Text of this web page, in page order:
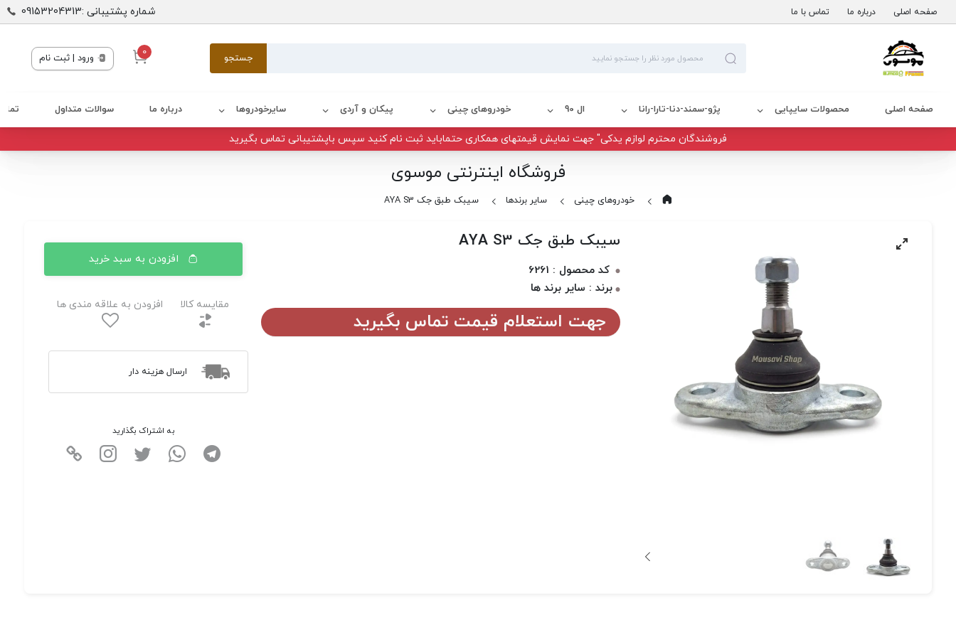
صفحه اصلی درباره ما تماس با ما شماره پشتیبانی :09153204313
جستجو 0 ورود | ثبت نام
صفحه اصلی محصولات سایپایی پژو-سمند-دنا-تارا-رانا ال 90 خودروهای چینی پیکان و آردی سایرخودروها درباره ما سوالات متداول
فروشندگان محترم لوازم یدکی" جهت نمایش قیمتهای همکاری حتماباید ثبت نام کنید سپس باپشتیبانی تماس بگیرید
فروشگاه اینترنتی موسوی
خودروهای چینی سایر برندها سیبک طبق جک AYA S3
سیبک طبق جک AYA S3
کد محصول : 6261
برند : سایر برند ها
جهت استعلام قیمت تماس بگیرید
افزودن به سبد خرید
مقایسه کالا افزودن به علاقه مندی ها
ارسال هزینه دار
به اشتراک بگذارید